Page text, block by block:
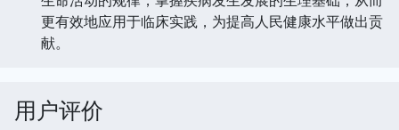
更有效地应用于临床实践，为提高人民健康水平做出贡
献。
用户评价